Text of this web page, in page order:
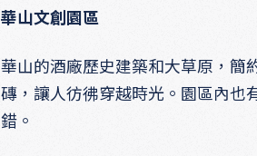
華山文創園區
華山的酒廠歷史建築和大草原，簡
磚，讓人彷彿穿越時光。園區內也
錯。